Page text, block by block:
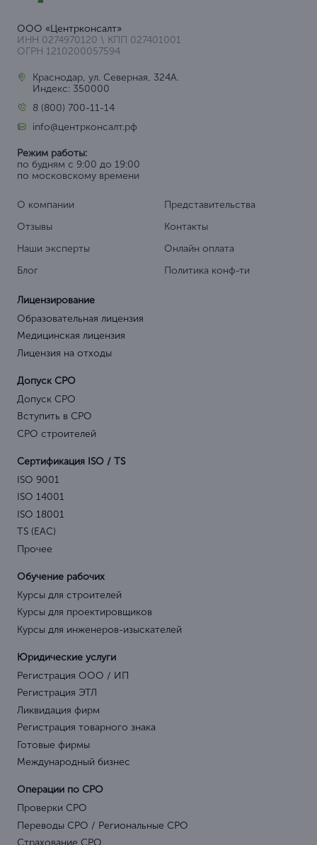
ООО «Центрконсалт»
ИНН 0274970120 \ КПП 027401001
ОГРН 1210200057594
Краснодар, ул. Северная, 324А.
Индекс: 350000
8 (800) 700-11-14
info@центрконсалт.рф
Режим работы:
по будням с 9:00 до 19:00
по московскому времени
О компании
Отзывы
Наши эксперты
Блог
Представительства
Контакты
Онлайн оплата
Политика конф-ти
Лицензирование
Образовательная лицензия
Медицинская лицензия
Лицензия на отходы
Допуск СРО
Допуск СРО
Вступить в СРО
СРО строителей
Сертификация ISO / TS
ISO 9001
ISO 14001
ISO 18001
TS (EAC)
Прочее
Обучение рабочих
Курсы для строителей
Курсы для проектировщиков
Курсы для инженеров-изыскателей
Юридические услуги
Регистрация ООО / ИП
Регистрация ЭТЛ
Ликвидация фирм
Регистрация товарного знака
Готовые фирмы
Международный бизнес
Операции по СРО
Проверки СРО
Переводы СРО / Региональные СРО